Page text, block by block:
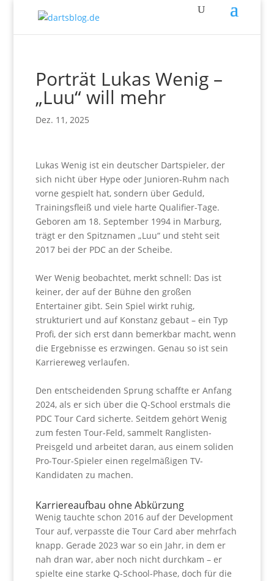
Porträt Lukas Wenig –
„Luu“ will mehr
Dez. 11, 2025
Lukas Wenig ist ein deutscher Dartspieler, der
sich nicht über Hype oder Junioren-Ruhm nach
vorne gespielt hat, sondern über Geduld,
Trainingsfleiß und viele harte Qualifier-Tage.
Geboren am 18. September 1994 in Marburg,
trägt er den Spitznamen „Luu“ und steht seit
2017 bei der PDC an der Scheibe.
Wer Wenig beobachtet, merkt schnell: Das ist
keiner, der auf der Bühne den großen
Entertainer gibt. Sein Spiel wirkt ruhig,
strukturiert und auf Konstanz gebaut – ein Typ
Profi, der sich erst dann bemerkbar macht, wenn
die Ergebnisse es erzwingen. Genau so ist sein
Karriereweg verlaufen.
Den entscheidenden Sprung schaffte er Anfang
2024, als er sich über die Q-School erstmals die
PDC Tour Card sicherte. Seitdem gehört Wenig
zum festen Tour-Feld, sammelt Ranglisten-
Preisgeld und arbeitet daran, aus einem soliden
Pro-Tour-Spieler einen regelmäßigen TV-
Kandidaten zu machen.
Karriereaufbau ohne Abkürzung
Wenig tauchte schon 2016 auf der Development
Tour auf, verpasste die Tour Card aber mehrfach
knapp. Gerade 2023 war so ein Jahr, in dem er
nah dran war, aber noch nicht durchkam – er
spielte eine starke Q-School-Phase, doch für die